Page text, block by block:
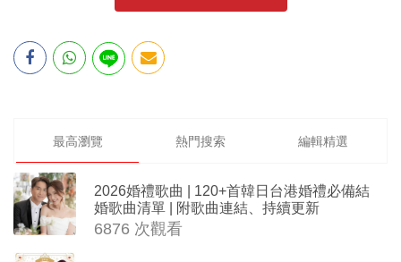
最高瀏覽 熱門搜索 編輯精選
2026婚禮歌曲 | 120+首韓日台港婚禮必備結
婚歌曲清單 | 附歌曲連結、持續更新
6876 次觀看